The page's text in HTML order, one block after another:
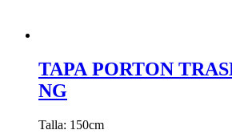
TAPA PORTON
NG
Talla: 150cm